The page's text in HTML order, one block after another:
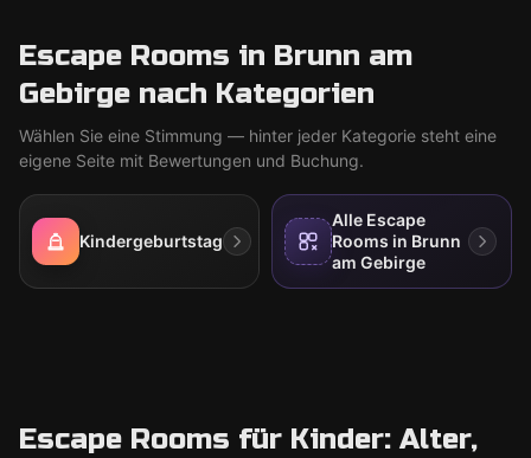
Escape Rooms in Brunn am
Gebirge nach Kategorien
Wählen Sie eine Stimmung — hinter jeder Kategorie steht eine
eigene Seite mit Bewertungen und Buchung.
Kindergeburtstag
Alle Escape
Rooms in Brunn
am Gebirge
Escape Rooms für Kinder: Alter,